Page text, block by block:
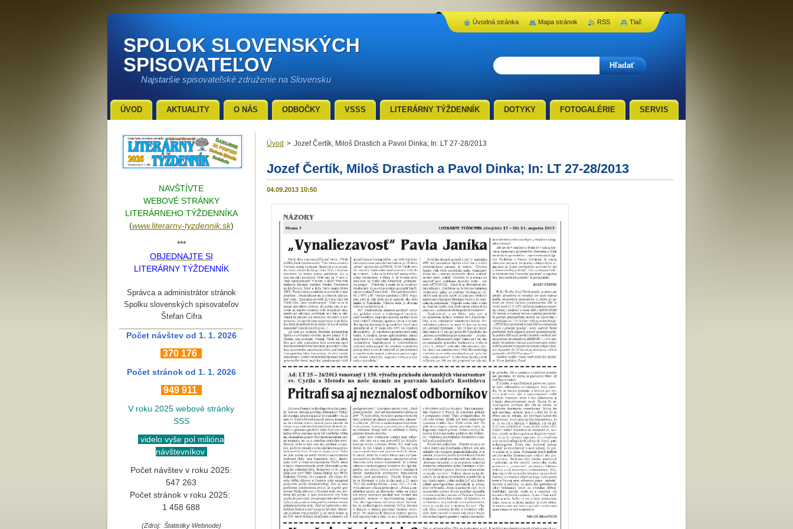
SPOLOK SLOVENSKÝCH
SPISOVATEĽOV
Najstaršie spisovateľské združenie na Slovensku
Úvod > Jozef Čertík, Miloš Drastich a Pavol Dinka; In: LT 27-28/2013
Jozef Čertík, Miloš Drastich a Pavol Dinka; In: LT 27-28/2013
04.09.2013 10:50
NAVŠTÍVTE
WEBOVÉ STRÁNKY
LITERÁRNEHO TÝŽDENNÍKA
(www.literarny-tyzdennik.sk)
***
OBJEDNAJTE SI
LITERÁRNY TÝŽDENNÍK
Správca a administrátor stránok
Spolku slovenských spisovateľov
Štefan Cifra
Počet návštev od 1. 1. 2026
370 176
Počet stránok od 1. 1. 2026
949 911
V roku 2025 webové stránky
SSS
videlo vyše pol milióna
návštevníkov
Počet návštev v roku 2025:
547 263
Počet stránok v roku 2025:
1 458 688
(Zdroj: Štatistiky Webnode)
ÚVOD AKTUALITY O NÁS ODBOČKY VSSS LITERÁRNY TÝŽDENNÍK DOTYKY FOTOGALÉRIE SERVIS
Úvodná stránka Mapa stránok RSS Tlač